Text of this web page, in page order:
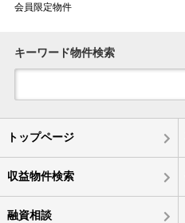
会員限定物件
キーワード物件検索
トップページ
収益物件検索
融資相談